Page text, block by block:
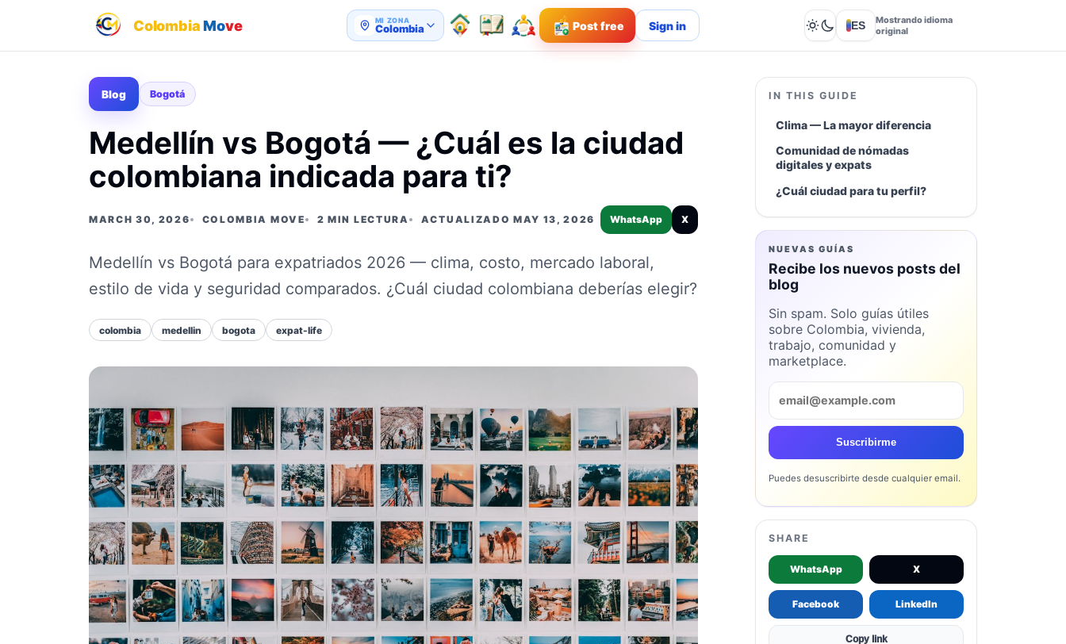
ColombiaMove MI ZONA
Colombia Post free Sign in Lights out
ES
Mostrando idioma
original
Blog Bogotá
Medellín vs Bogotá — ¿Cuál es la ciudad
colombiana indicada para ti?
MARCH 30, 2026 COLOMBIA MOVE 2 MIN LECTURA ACTUALIZADO MAY 13, 2026 WhatsApp X
Medellín vs Bogotá para expatriados 2026 — clima, costo, mercado laboral,
estilo de vida y seguridad comparados. ¿Cuál ciudad colombiana deberías elegir?
colombia medellin bogota expat-life
IN THIS GUIDE
Clima — La mayor diferencia
Comunidad de nómadas
digitales y expats
¿Cuál ciudad para tu perfil?
NUEVAS GUÍAS
Recibe los nuevos posts del
blog
Sin spam. Solo guías útiles
sobre Colombia, vivienda,
trabajo, comunidad y
marketplace.
Suscribirme
Puedes desuscribirte desde cualquier email.
SHARE
WhatsApp X
Facebook LinkedIn
Copy link